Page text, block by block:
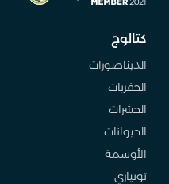
كتالوج
الديناصورات
الحفريات
الحشرات
الحيوانات
الأوسمة
توبياري